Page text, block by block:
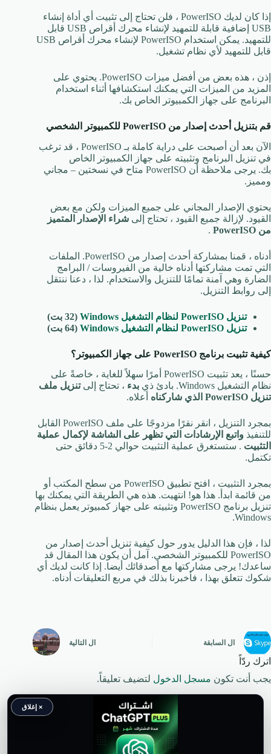
إذا كان لديك PowerISO ، فلن تحتاج إلى تثبيت أي أداة إنشاء
USB إضافية قابلة للتمهيد لإنشاء محرك أقراص USB قابل
للتمهيد. يمكن استخدام PowerISO لإنشاء محرك أقراص USB
قابل للتمهيد لأي نظام تشغيل.
إذن ، هذه بعض من أفضل ميزات PowerISO. يحتوي على
المزيد من الميزات التي يمكنك استكشافها أثناء استخدام
البرنامج على جهاز الكمبيوتر الخاص بك.
قم بتنزيل أحدث إصدار من PowerISO للكمبيوتر الشخصي
الآن بعد أن أصبحت على دراية كاملة بـ PowerISO ، قد ترغب
في تنزيل البرنامج وتثبيته على جهاز الكمبيوتر الخاص
بك. يرجى ملاحظة أن PowerISO متاح في نسختين – مجاني
ومميز.
يحتوي الإصدار المجاني على جميع الميزات ولكن مع بعض
القيود. لإزالة جميع القيود ، تحتاج إلى شراء الإصدار المتميز
من PowerISO
.
أدناه ، قمنا بمشاركة أحدث إصدار من PowerISO. الملفات
التي تمت مشاركتها أدناه خالية من الفيروسات / البرامج
الضارة وهي آمنة تمامًا للتنزيل والاستخدام. لذا ، دعنا ننتقل
إلى روابط التنزيل.
تنزيل PowerISO لنظام التشغيل Windows
(32 بت)
تنزيل PowerISO لنظام التشغيل Windows
(64 بت)
كيفية تثبيت برنامج PowerISO على جهاز الكمبيوتر؟
حسنًا ، يعد تثبيت PowerISO أمرًا سهلاً للغاية ، خاصةً على
نظام التشغيل Windows. بادئ ذي
بدء ، تحتاج إلىتنزيل ملف
تنزيل PowerISO الذي شاركناه
أعلاه.
بمجرد التنزيل ، انقر نقرًا مزدوجًا على ملف PowerISO القابل
للتنفيذ واتبع الإرشادات التي تظهر على الشاشة لإكمال عملية
التثبيت
. ستستغرق عملية التثبيت حوالي 2-5 دقائق حتى
تكتمل.
بمجرد التثبيت ، افتح تطبيق PowerISO من سطح المكتب أو
من قائمة ابدأ. هذا هو! انتهيت. هذه هي الطريقة التي يمكنك بها
تنزيل برنامج PowerISO وتثبيته على جهاز كمبيوتر يعمل بنظام
Windows.
لذا ، فإن هذا الدليل يدور حول كيفية تنزيل أحدث إصدار من
PowerISO للكمبيوتر الشخصي. آمل أن يكون هذا المقال قد
ساعدك! يرجى مشاركتها مع أصدقائك أيضا. إذا كانت لديك أي
شكوك تتعلق بهذا ، فأخبرنا بذلك في مربع التعليقات أدناه.
ال السابقة ال التالية
اترك ردّاً
يجب أنت تكون مسجل الدخول لتضيف تعليقاً.
× إغلاق